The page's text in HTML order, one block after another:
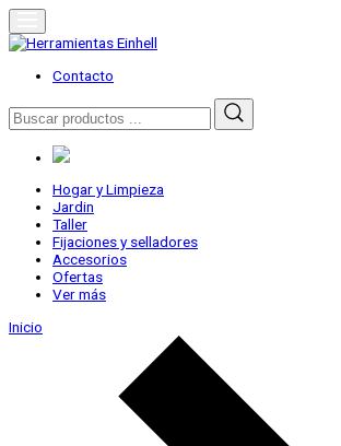
Skip
to
content
Herramientas Einhell
Distribuidor Oficial
Contacto
Buscar
por:
Hogar y Limpieza
Jardin
Taller
Fijaciones y selladores
Accesorios
Ofertas
Ver más
Inicio